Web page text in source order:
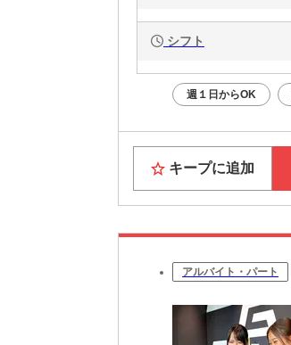
シフト
週１日からOK
キープに追加
アルバイト・パート